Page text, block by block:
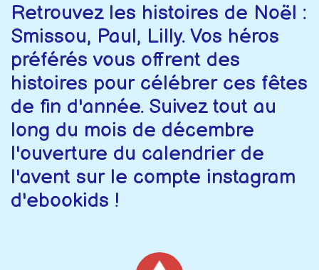
Retrouvez les histoires de Noël :
Smissou, Paul, Lilly. Vos héros
préférés vous offrent des
histoires pour célébrer ces fêtes
de fin d'année. Suivez tout au
long du mois de décembre
l'ouverture du calendrier de
l'avent sur le compte instagram
d'ebookids !